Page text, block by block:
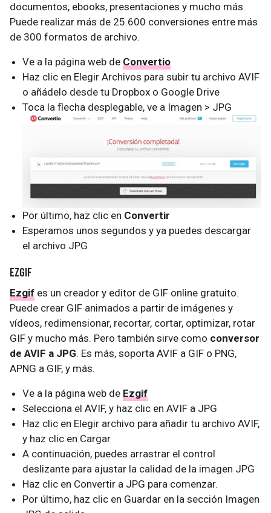
documentos, ebooks, presentaciones y mucho más.
Puede realizar más de 25.600 conversiones entre más
de 300 formatos de archivo.
Ve a la página web de Convertio
Haz clic en Elegir Archivos para subir tu archivo AVIF
o añádelo desde tu Dropbox o Google Drive
Toca la flecha desplegable, ve a Imagen > JPG
Por último, haz clic en Convertir
Esperamos unos segundos y ya puedes descargar
el archivo JPG
Ezgif
Ezgif es un creador y editor de GIF online gratuito.
Puede crear GIF animados a partir de imágenes y
vídeos, redimensionar, recortar, cortar, optimizar, rotar
GIF y mucho más. Pero también sirve como conversor
de AVIF a JPG. Es más, soporta AVIF a GIF o PNG,
APNG a GIF, y más.
Ve a la página web de Ezgif
Selecciona el AVIF, y haz clic en AVIF a JPG
Haz clic en Elegir archivo para añadir tu archivo AVIF,
y haz clic en Cargar
A continuación, puedes arrastrar el control
deslizante para ajustar la calidad de la imagen JPG
Haz clic en Convertir a JPG para comenzar.
Por último, haz clic en Guardar en la sección Imagen